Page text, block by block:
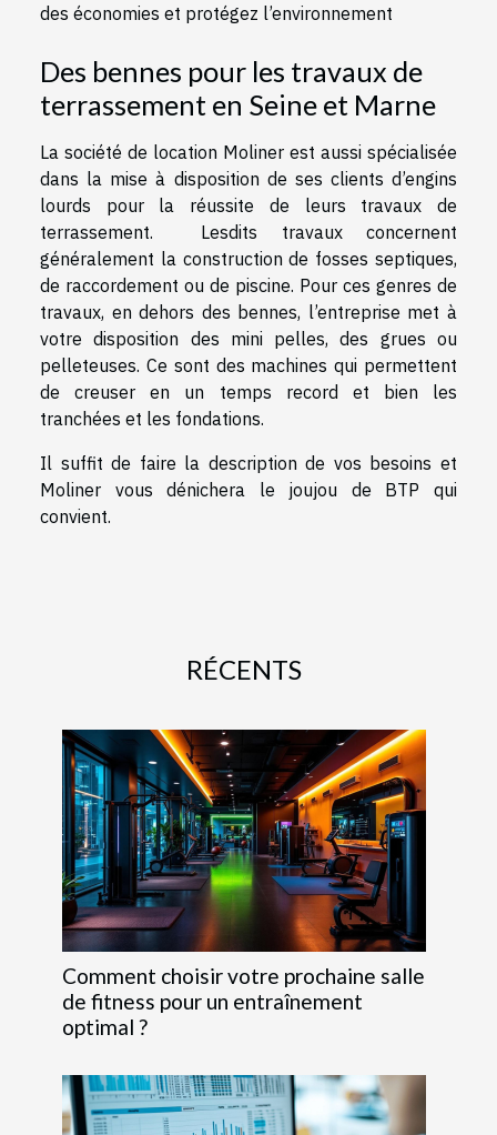
des économies et protégez l’environnement
Des bennes pour les travaux de
terrassement en Seine et Marne
La société de location Moliner est aussi spécialisée
dans la mise à disposition de ses clients d’engins
lourds pour la réussite de leurs travaux de
terrassement. Lesdits travaux concernent
généralement la construction de fosses septiques,
de raccordement ou de piscine. Pour ces genres de
travaux, en dehors des bennes, l’entreprise met à
votre disposition des mini pelles, des grues ou
pelleteuses. Ce sont des machines qui permettent
de creuser en un temps record et bien les
tranchées et les fondations.
Il suffit de faire la description de vos besoins et
Moliner vous dénichera le joujou de BTP qui
convient.
RÉCENTS
Comment choisir votre prochaine salle
de fitness pour un entraînement
optimal ?